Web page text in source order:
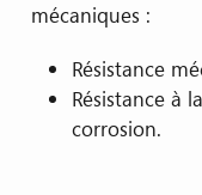
mécaniques :
Résistance
Résistance à
corrosion.